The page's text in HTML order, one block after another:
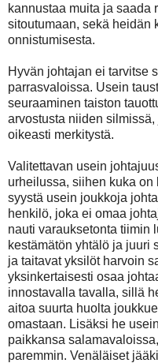
kannustaa muita ja saada
sitoutumaan, sekä heidän
onnistumisesta.
Hyvän johtajan ei tarvitse
parrasvaloissa. Usein
seuraaminen taiston
arvostusta niiden
oikeasti merkitystä.
Valitettavan usein
urheilussa, siihen kuka on
syystä usein joukkoja
henkilö, joka ei omaa
nauti varauksetonta tiimin
kestämätön yhtälö ja juuri
ja taitavat yksilöt harvoin
yksinkertaisesti osaa
innostavalla tavalla, sillä
aitoa suurta huolta
omastaan. Lisäksi he
paikkansa
paremmin. Venäläiset